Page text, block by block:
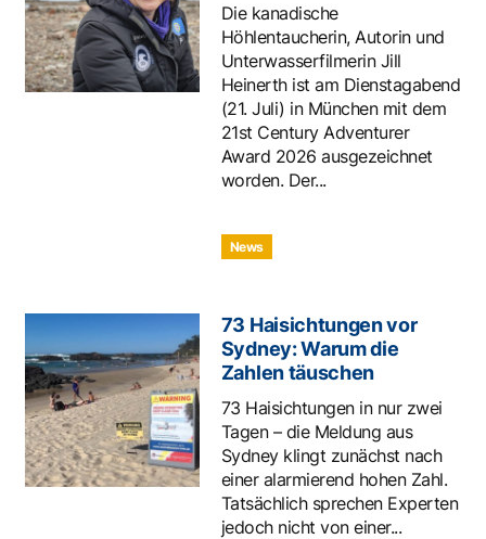
Die kanadische
Höhlentaucherin, Autorin und
Unterwasserfilmerin Jill
Heinerth ist am Dienstagabend
(21. Juli) in München mit dem
21st Century Adventurer
Award 2026 ausgezeichnet
worden. Der...
News
73 Haisichtungen vor
Sydney: Warum die
Zahlen täuschen
73 Haisichtungen in nur zwei
Tagen – die Meldung aus
Sydney klingt zunächst nach
einer alarmierend hohen Zahl.
Tatsächlich sprechen Experten
jedoch nicht von einer...